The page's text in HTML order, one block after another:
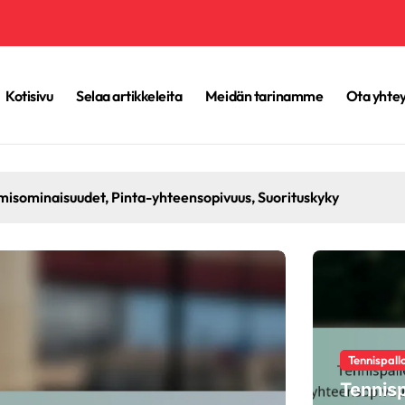
Kotisivu Selaa artikkeleita Meidän tarinamme Ota
Pinta-yhteensopivuus, Suorituskyky